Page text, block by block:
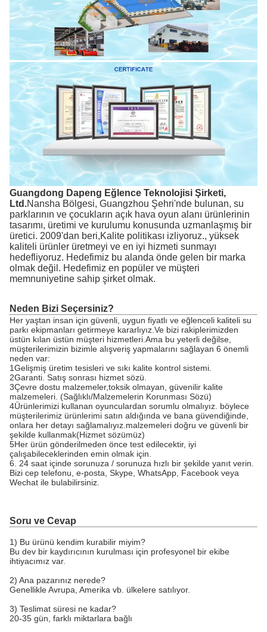
Guangdong Dapeng Eğlence Teknolojisi Şirketi,
Ltd.Nansha Bölgesi, Guangzhou Şehri'nde bulunan, su
parklarının ve çocukların açık hava oyun alanı ürünlerinin
tasarımı, üretimi ve kurulumu konusunda uzmanlaşmış bir
üretici. 2009'dan beri,Kalite politikası izliyoruz., yüksek
kaliteli ürünler üretmeyi ve en iyi hizmeti sunmayı
hedefliyoruz. Hedefimiz bu alanda önde gelen bir marka
olmak değil. Hedefimiz en popüler ve müşteri
memnuniyetine sahip şirket olmak.
Neden Bizi Seçersiniz?
Her yaştan insan için güvenli, uygun fiyatlı ve eğlenceli kaliteli su
parkı ekipmanları getirmeye kararlıyız.Ve bizi rakiplerimizden
üstün kılan üstün müşteri hizmetleri.Ama bu yeterli değilse,
müşterilerimizin bizimle alışveriş yapmalarını sağlayan 6 önemli
neden var:
1Gelişmiş üretim tesisleri ve sıkı kalite kontrol sistemi.
2Garanti. Satış sonrası hizmet sözü.
3Çevre dostu malzemeler,toksik olmayan, güvenilir kalite
malzemeleri. (Sağlıklı/Malzemelerin Korunması Sözü)
4Ürünlerimizi kullanan oyunculardan sorumlu olmalıyız. böylece
müşterilerimiz ürünlerimi satın aldığında ve bana güvendiğinde,
onlara her detayı sağlamalıyız.malzemeleri doğru ve güvenli bir
şekilde kullanmak(Hizmet sözümüz)
5Her ürün gönderilmeden önce test edilecektir, iyi
çalışabileceklerinden emin olmak için.
6. 24 saat içinde sorunuza / sorunuza hızlı bir şekilde yanıt verin.
Bizi cep telefonu, e-posta, Skype, WhatsApp, Facebook veya
Wechat ile bulabilirsiniz.
Soru ve Cevap
1) Bu ürünü kendim kurabilir miyim?
Bu dev bir kaydırıcının kurulması için profesyonel bir ekibe
ihtiyacımız var.
2) Ana pazarınız nerede?
Genellikle Avrupa, Amerika vb. ülkelere satılıyor.
3) Teslimat süresi ne kadar?
20-35 gün, farklı miktarlara bağlı